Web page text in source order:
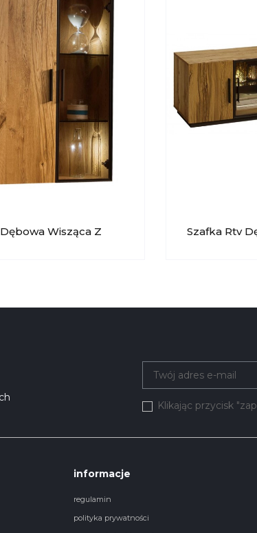
Wisząca Z
Szafka Rtv
Klikając przycisk
informacje
regulamin
polityka prywatności